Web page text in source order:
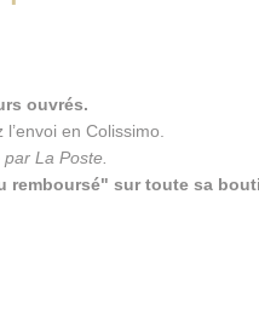
ouvrés.
en Colissimo.
La Poste.
remboursé" sur toute sa